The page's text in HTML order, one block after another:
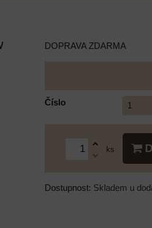
DOPRAVA ZDARMA
Číslo 1
ks
Dostupnost: Skladem u